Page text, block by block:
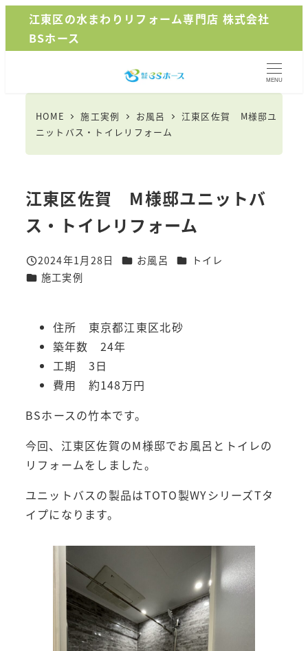
ン
江東区の水まわりリフォーム専門店 株式会社
BSホース
MENU
HOME 施工実例 お風呂
江東区佐賀 M様邸ユ
ニットバス・トイレリフォーム
江東区佐賀 M様邸ユニットバ
ス・トイレリフォーム
投稿日
2024年1月28日 カテゴリー
お風呂 カテゴリー
トイレ
カテゴリー
施工実例
住所 東京都江東区北砂
築年数 24年
工期 3日
費用 約148万円
BSホースの竹本です。
今回、江東区佐賀のM様邸でお風呂とトイレの
リフォームをしました。
ユニットバスの製品はTOTO製WYシリーズTタ
イプになります。